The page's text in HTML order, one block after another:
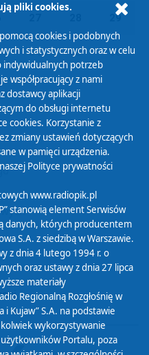
29
04 05 06
pliki cookies.
cookies i podobnych
i statystycznych oraz w celu
indywidualnych potrzeb
współpracujący z nami
dostawcy aplikacji
do obsługi internetu
cookies. Korzystanie z
zmiany ustawień dotyczących
w pamięci urządzenia.
Polityce prywatności
www.radiopik.pl
stanowią element Serwisów
danych, których producentem
S.A. z siedzibą w Warszawie.
z dnia 4 lutego 1994 r. o
oraz ustawy z dnia 27 lipca
materiały
Regionalną Rozgłośnię w
i Kujaw” S.A. na podstawie
wykorzystywanie
Portalu, poza